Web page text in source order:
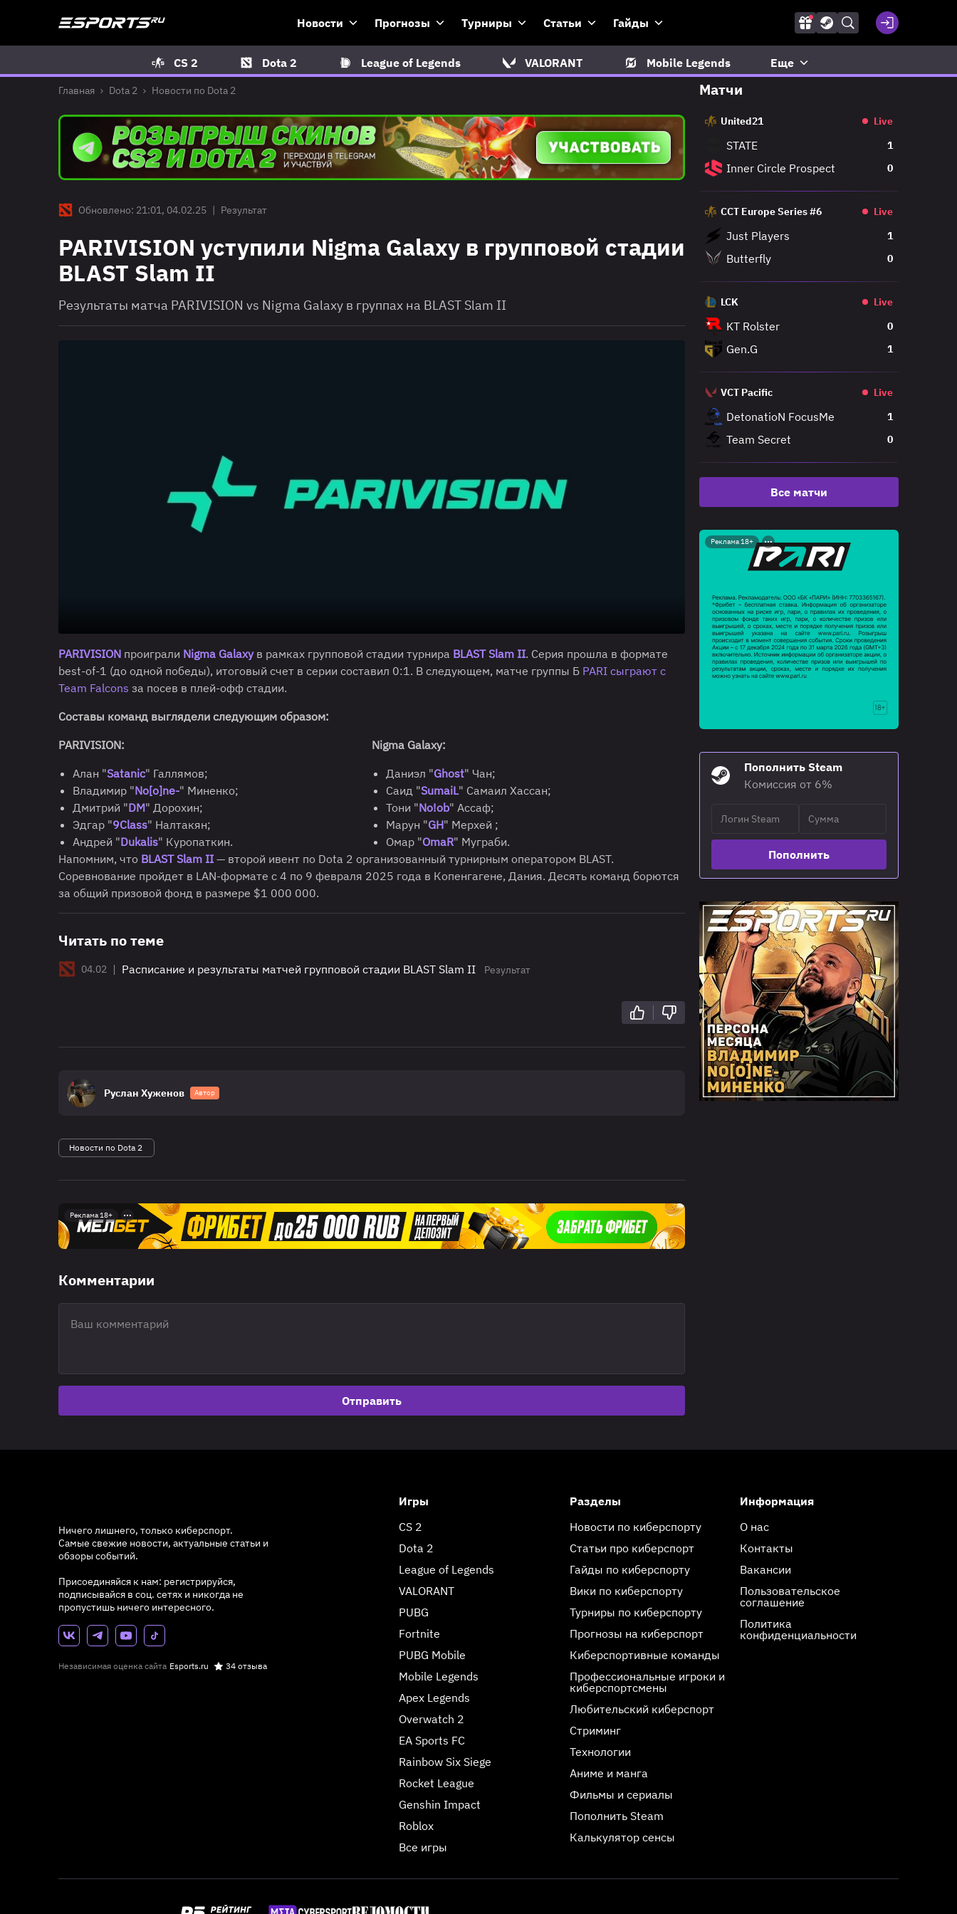
Новости Прогнозы Турниры Статьи Гайды
CS 2 Dota 2 League of Legends VALORANT Mobile Legends Еще
Главная Dota 2 Новости по Dota 2
Обновлено: 21:01, 04.02.25 | Результат
PARIVISION уступили Nigma Galaxy в групповой стадии
BLAST Slam II
Результаты матча PARIVISION vs Nigma Galaxy в группах на BLAST Slam II
PARIVISION проиграли Nigma Galaxyв рамках групповой стадии турнира BLAST Slam II. Серия прошла в формате
best-of-1 (до одной победы), итоговый счет в серии составил 0:1. В следующем, матче группы Б PARI сыграют с
Team Falcons за посев в плей-офф стадии.
Составы команд выглядели следующим образом:
PARIVISION:
Алан "Satanic" Галлямов;
Владимир "No[o]ne-" Миненко;
Дмитрий "DM" Дорохин;
Эдгар "9Class" Налтакян;
Андрей "Dukalis" Куропаткин.
Nigma Galaxy:
Даниэл "Ghost" Чан;
Саид "SumaiL" Самаил Хассан;
Тони "No!ob" Ассаф;
Марун "GH" Мерхей ;
Омар "OmaR" Муграби.
Напомним, что BLAST Slam II — второй ивент по Dota 2 организованный турнирным оператором BLAST.
Соревнование пройдет в LAN-формате с 4 по 9 февраля 2025 года в Копенгагене, Дания. Десять команд борются
за общий призовой фонд в размере $1 000 000.
Читать по теме
04.02 | Расписание и результаты матчей групповой стадии BLAST Slam II Результат
Руслан Хуженов Автор
Новости по Dota 2
Реклама 18+
Комментарии
Отправить
Матчи
United21 Live
STATE 1
Inner Circle Prospect 0
CCT Europe Series #6 Live
Just Players 1
Butterfly 0
LCK Live
KT Rolster 0
Gen.G 1
VCT Pacific Live
DetonatioN FocusMe 1
Team Secret 0
Все матчи
Реклама 18+
Пополнить Steam
Комиссия от 6%
Пополнить
Ничего лишнего, только киберспорт.
Самые свежие новости, актуальные статьи и
обзоры событий.
Присоединяйся к нам: регистрируйся,
подписывайся в соц. сетях и никогда не
пропустишь ничего интересного.
Независимая оценка сайта Esports.ru 34 отзыва
Игры
CS 2
Dota 2
League of Legends
VALORANT
PUBG
Fortnite
PUBG Mobile
Mobile Legends
Apex Legends
Overwatch 2
EA Sports FC
Rainbow Six Siege
Rocket League
Genshin Impact
Roblox
Все игры
Разделы
Новости по киберспорту
Статьи про киберспорт
Гайды по киберспорту
Вики по киберспорту
Турниры по киберспорту
Прогнозы на киберспорт
Киберспортивные команды
Профессиональные игроки и
киберспортсмены
Любительский киберспорт
Стриминг
Технологии
Аниме и манга
Фильмы и сериалы
Пополнить Steam
Калькулятор сенсы
Информация
О нас
Контакты
Вакансии
Пользовательское
соглашение
Политика
конфиденциальности